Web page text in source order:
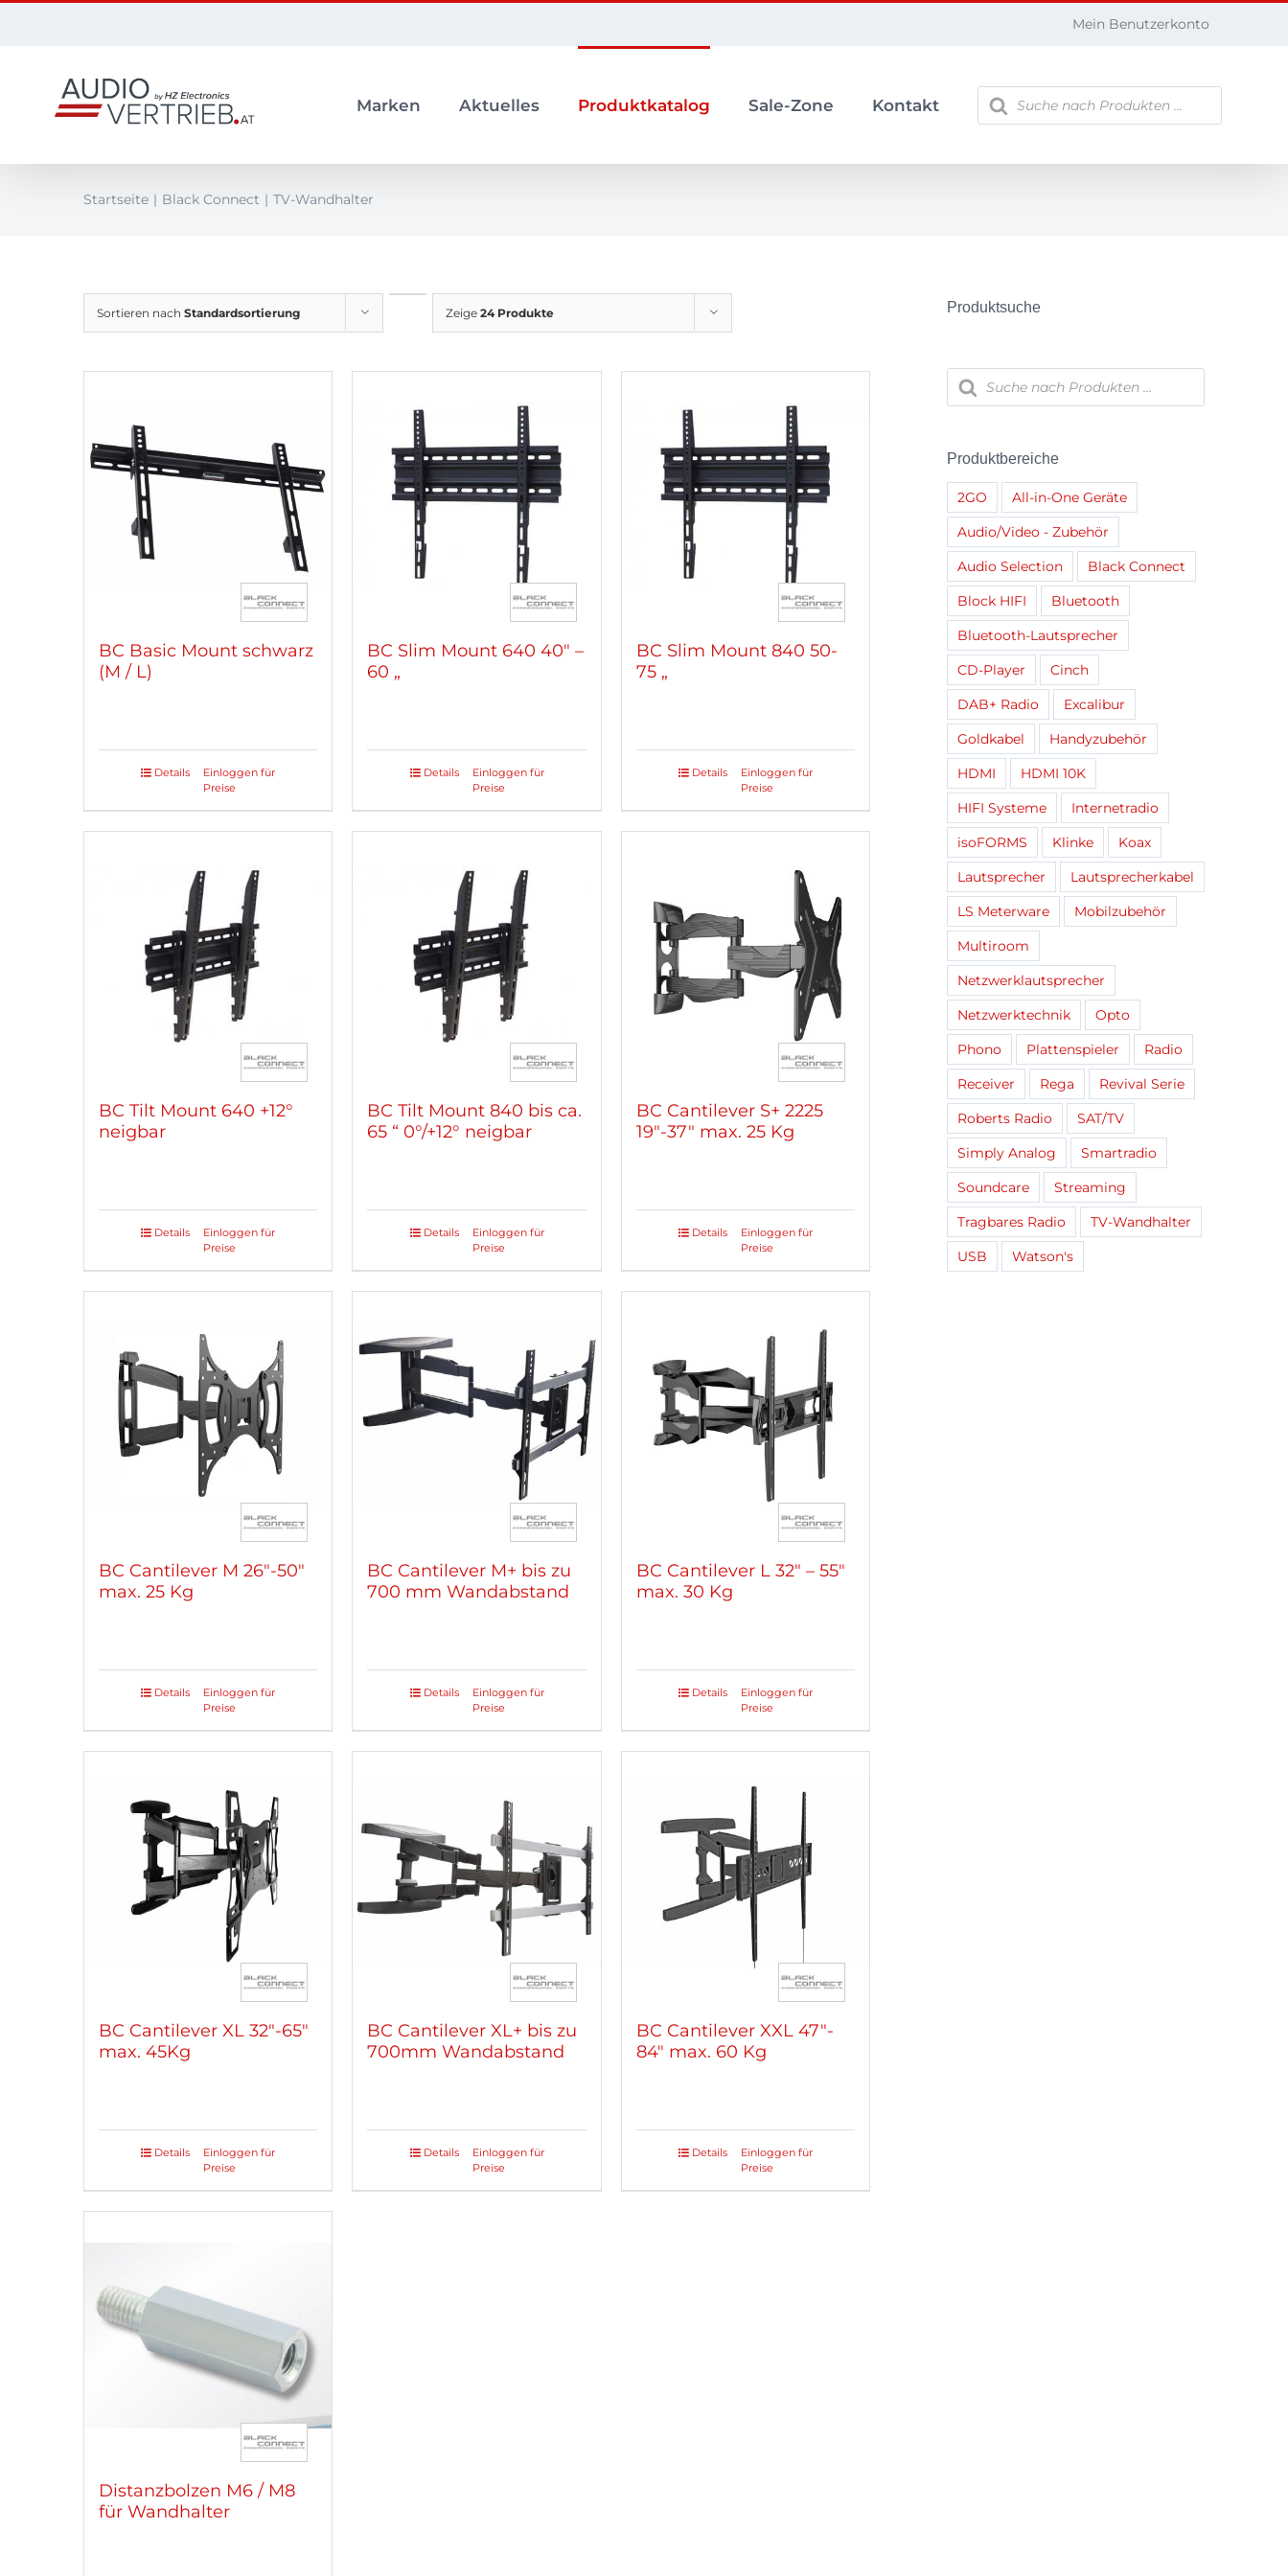
Mein Benutzerkonto
Marken Aktuelles Produktkatalog Sale-Zone Kontakt
Products
search
Startseite Black Connect TV-Wandhalter
Sortieren nach Standardsortierung Zeige 24 Produkte
BC Basic Mount schwarz
(M / L)
Dieses
Optionen
können
werden
Einloggen für
Preise
Details
BC Slim Mount 640 40″ –
60 „
Einloggen für
Preise
Details
BC Slim Mount 840 50-
75 „
Einloggen für
Preise
Details
BC Tilt Mount 640 +12°
neigbar
Einloggen für
Preise
Details
BC Tilt Mount 840 bis ca.
65 “ 0°/+12° neigbar
Einloggen für
Preise
Details
BC Cantilever S+ 2225
19″-37″ max. 25 Kg
Einloggen für
Preise
Details
BC Cantilever M 26″-50″
max. 25 Kg
Einloggen für
Preise
Details
BC Cantilever M+ bis zu
700 mm Wandabstand
Einloggen für
Preise
Details
BC Cantilever L 32″ – 55″
max. 30 Kg
Einloggen für
Preise
Details
BC Cantilever XL 32″-65″
max. 45Kg
Einloggen für
Preise
Details
BC Cantilever XL+ bis zu
700mm Wandabstand
Einloggen für
Preise
Details
BC Cantilever XXL 47″-
84″ max. 60 Kg
Einloggen für
Preise
Details
Distanzbolzen M6 / M8
für Wandhalter
Produktsuche
Products
search
Produktbereiche
2GO
All-in-One Geräte
Audio/Video - Zubehör
Audio Selection
Black Connect
Block HIFI
Bluetooth
Bluetooth-Lautsprecher
CD-Player
Cinch
DAB+ Radio
Excalibur
Goldkabel
Handyzubehör
HDMI
HDMI 10K
HIFI Systeme
Internetradio
isoFORMS
Klinke
Koax
Lautsprecher
Lautsprecherkabel
LS Meterware
Mobilzubehör
Multiroom
Netzwerklautsprecher
Netzwerktechnik
Opto
Phono
Plattenspieler
Radio
Receiver
Rega
Revival Serie
Roberts Radio
SAT/TV
Simply Analog
Smartradio
Soundcare
Streaming
Tragbares Radio
TV-Wandhalter
USB
Watson's